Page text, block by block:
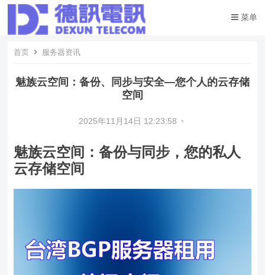
菜单
首页 服务器资讯
魅族云空间：备份、同步与安全—您个人的云存储
空间
2025年11月14日 12:23:58 •
魅族云空间：备份与同步，您的私人
云存储空间